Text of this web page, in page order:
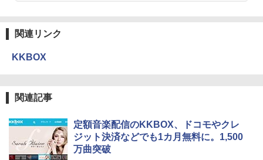
関連リンク
KKBOX
関連記事
定額音楽配信のKKBOX、ドコモやクレ
ジット決済などでも1カ月無料に。1,500
万曲突破